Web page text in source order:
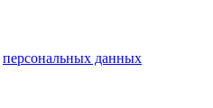
персональных данных